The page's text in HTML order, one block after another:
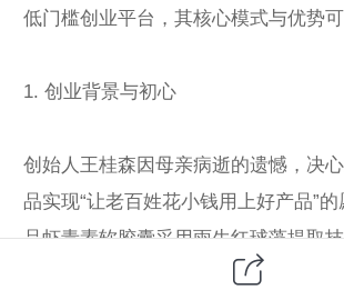
低门槛创业平台，其核心模式与优势可
1. 创业背景与初心
创始人王桂森因母亲病逝的遗憾，决
品实现“让老百姓花小钱用上好产品”
品虾青素软胶囊采用雨生红球藻提取
力达维生素E的1000倍，且通过供应链